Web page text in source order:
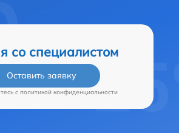
со специалистом
Оставить заявку
c политикой конфиденциальности